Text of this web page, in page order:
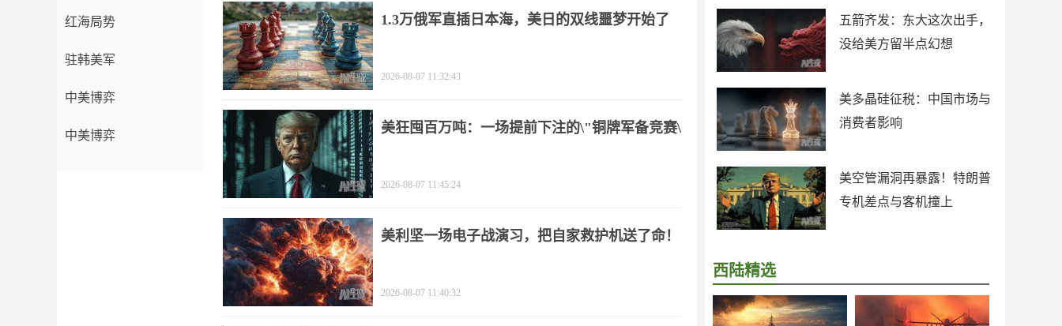
五箭齐发：东大这次出手，
没给美方留半点幻想
美多晶硅征税：中国市场与
消费者影响
美空管漏洞再暴露！特朗普
专机差点与客机撞上
西陆精选
红海局势
驻韩美军
中美博弈
中美博弈
1.3万俄军直插日本海，美日的双线噩梦开始了
2026-08-07 11:32:43
美狂囤百万吨：一场提前下注的\"铜牌军备竞赛\"
2026-08-07 11:45:24
美利坚一场电子战演习，把自家救护机送了命！
2026-08-07 11:40:32